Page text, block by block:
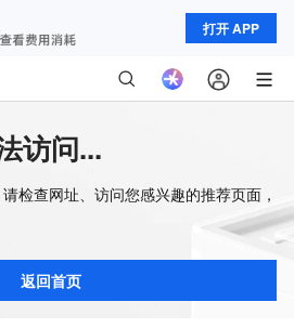
打开 APP
访问...
检查网址、访问您感兴趣的推荐页面，
返回首页